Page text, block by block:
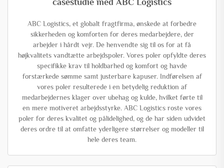
ABC Logistics, et globalt fragtfirma, ønskede at forbedre
sikkerheden og komforten for deres medarbejdere, der
arbejder i hårdt vejr. De henvendte sig til os for at få
højkvalitets vandtætte arbejdspoler. Vores poler opfyldte deres
specifikke krav til holdbarhed og komfort og havde
forstærkede sømme samt justerbare kapuser. Indførelsen af
vores poler resulterede i en betydelig reduktion af
medarbejdernes klager over ubehag og kulde, hvilket førte til
en mere motiveret arbejdsstyrke. ABC Logistics roste vores
poler for deres kvalitet og pålidelighed, og de har siden udvidet
deres ordre til at omfatte yderligere størrelser og modeller til
hele deres team.